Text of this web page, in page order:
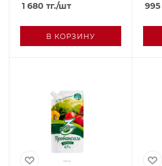
1 680 тг./шт
В КОРЗИНУ
995